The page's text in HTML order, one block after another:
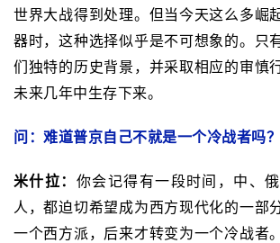
世界大战得到处理。但当今天这么多崛
器时，这种选择似乎是不可想象的。只
们独特的历史背景，并采取相应的审慎
未来几年中生存下来。
问：难道普京自己不就是一个冷战者吗？
米什拉： 你会记得有一段时间，中、
人，都迫切希望成为西方现代化的一部
一个西方派，后来才转变为一个冷战者